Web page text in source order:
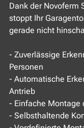
Dank der Novoferm
stoppt Ihr
gerade nicht
- Zuverlässige
Personen
- Automatische
Antrieb
- Einfache Montage
- Selbsthaltende